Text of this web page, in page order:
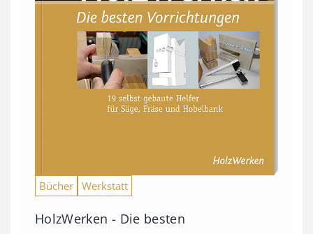
Bücher Werkstatt
HolzWerken - Die besten